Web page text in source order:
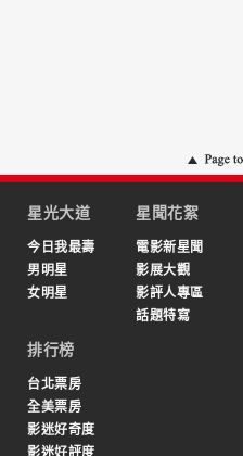
星光大道
今日我最壽
男明星
女明星
星聞花絮
電影新星聞
影展大觀
影評人專區
話題特寫
排行榜
台北票房
全美票房
影迷好奇度
影迷好評度